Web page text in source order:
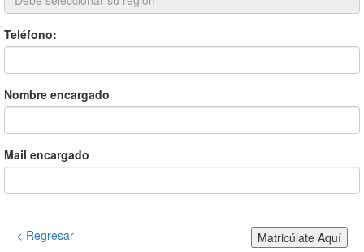
Teléfono:
Nombre encargado
Mail encargado
< Regresar
Matricúlate Aquí